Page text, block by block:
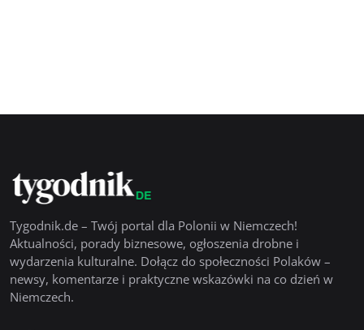
Tygodnik.de – Twój portal dla Polonii w Niemczech!
Aktualności, porady biznesowe, ogłoszenia drobne i
wydarzenia kulturalne. Dołącz do społeczności Polaków –
newsy, komentarze i praktyczne wskazówki na co dzień w
Niemczech.